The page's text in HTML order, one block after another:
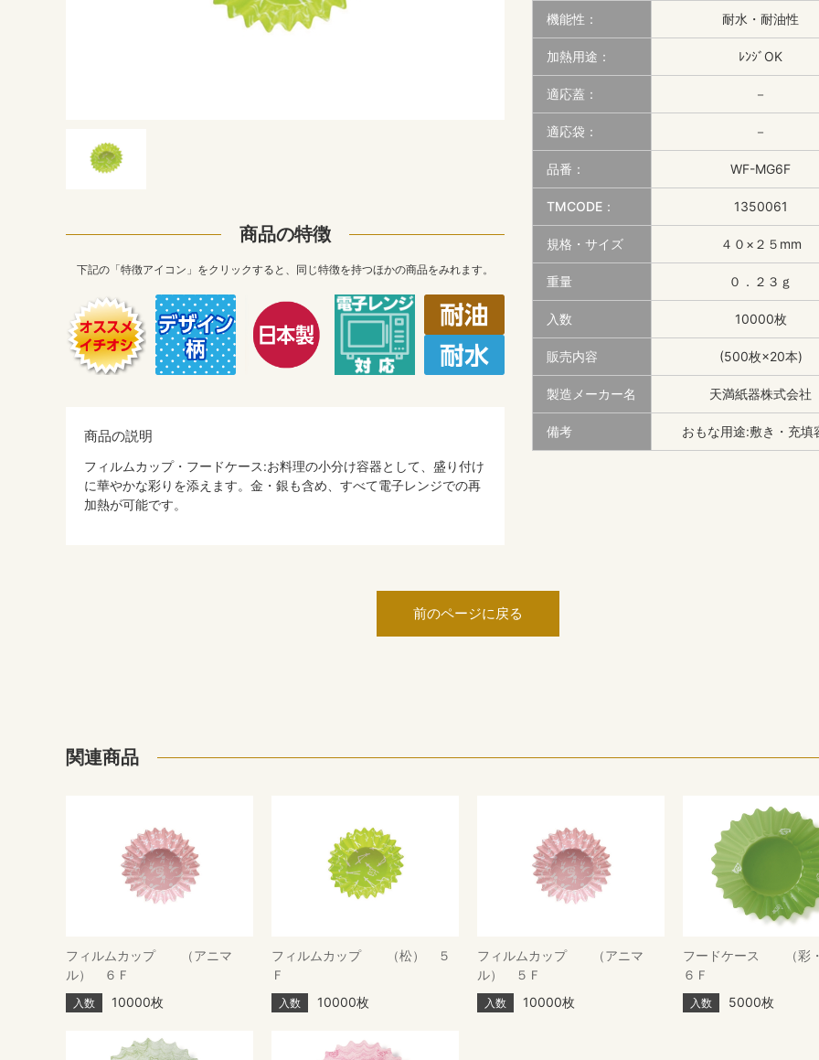
商品の特徴
下記の「特徴アイコン」をクリックすると、同じ特徴を持つほかの商品をみれます。
商品の説明
フィルムカップ・フードケース:お料理の小分け容器として、盛り付け
に華やかな彩りを添えます。金・銀も含め、すべて電子レンジでの再
加熱が可能です。
機能性： 耐水・耐油性
加熱用途： ﾚﾝｼﾞOK
適応蓋： －
適応袋： －
品番： WF-MG6F
TMCODE： 1350061
規格・サイズ ４０×２５mm
重量 ０．２３ｇ
入数 10000枚
販売内容 (500枚×20本)
製造メーカー名 天満紙器株式会社
備考 おもな用途:敷き・充填
前のページに戻る
関連商品
フィルムカップ （アニマ
ル） ６Ｆ
入数 10000枚
フィルムカップ （松） ５
Ｆ
入数 10000枚
フィルムカップ （アニマ
ル） ５Ｆ
入数 10000枚
フードケース （彩
６Ｆ
入数 5000枚